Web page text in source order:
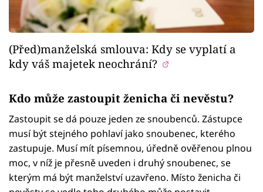
(Před)manželská smlouva: Kdy se vyplatí a
kdy váš majetek neochrání?
Kdo může zastoupit ženicha či nevěstu?
Zastoupit se dá pouze jeden ze snoubenců. Zástupce
musí být stejného pohlaví jako snoubenec, kterého
zastupuje. Musí mít písemnou, úředně ověřenou plnou
moc, v níž je přesně uveden i druhý snoubenec, se
kterým má být manželství uzavřeno. Místo ženicha či